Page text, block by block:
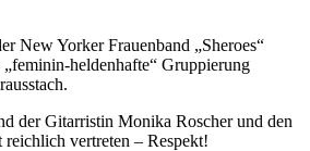
New Yorker Frauenband „Sheroes“
heldenhafte“ Gruppierung
der Gitarristin Monika Roscher und den
vertreten – Respekt!